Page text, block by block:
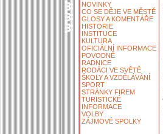
NOVINKY
CO SE DĚJE VE MĚSTĚ
GLOSY A KOMENTÁŘE
HISTORIE
INSTITUCE
KULTURA
OFICIÁLNÍ INFORMACE
POVODNĚ
RADNICE
RODÁCI VE SVĚTĚ
ŠKOLY A VZDĚLÁVÁNÍ
SPORT
STRÁNKY FIREM
TURISTICKÉ
INFORMACE
VOLBY
ZÁJMOVÉ SPOLKY